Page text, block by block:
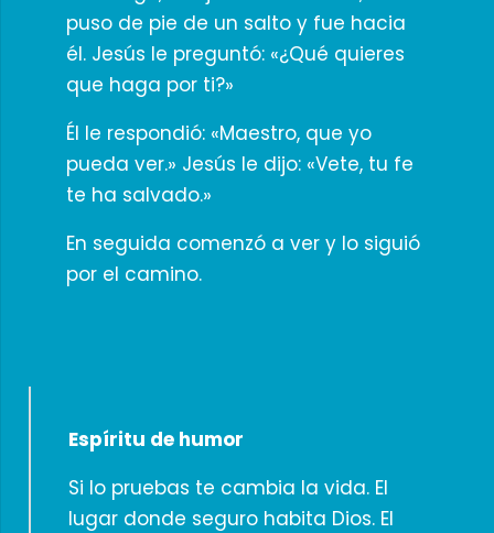
puso de pie de un salto y fue hacia
él. Jesús le preguntó: «¿Qué quieres
que haga por ti?»
Él le respondió: «Maestro, que yo
pueda ver.» Jesús le dijo: «Vete, tu fe
te ha salvado.»
En seguida comenzó a ver y lo siguió
por el camino.
Espíritu de humor
Si lo pruebas te cambia la vida. El
lugar donde seguro habita Dios. El